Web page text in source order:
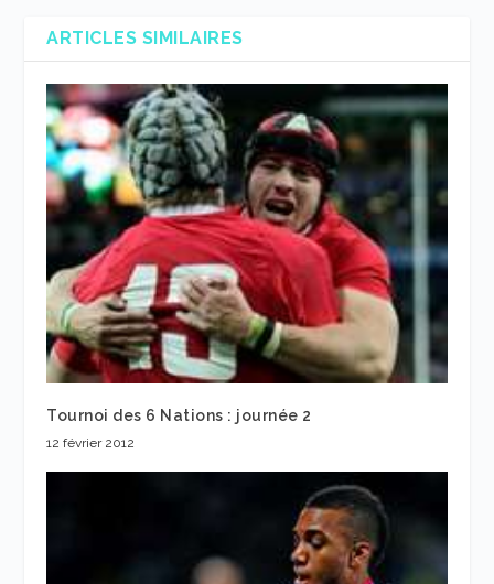
ARTICLES SIMILAIRES
Tournoi des 6 Nations : journée 2
12 février 2012